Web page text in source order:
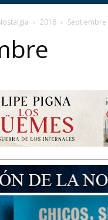
2016 Septiembre